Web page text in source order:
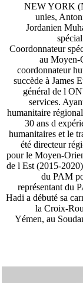
NEW YORK
unies,
Jordanien
Coordonnateur
au Moyen-
coordonnateur
succède à James
général de l
services.
humanitaire
30 ans d
humanitaires et le
été directeur
pour le Moyen-
de l Est (2015-
du PAM
représentant du
Hadi a débuté sa
la Croix-
Yémen, au